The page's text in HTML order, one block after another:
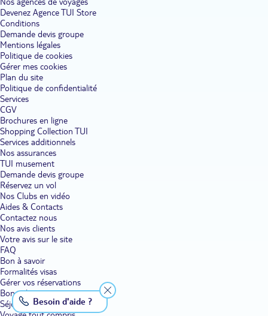
Devenez Agence TUI Store
Conditions
Demande devis groupe
Mentions légales
Politique de cookies
Gérer mes cookies
Plan du site
Politique de confidentialité
Services
CGV
Brochures en ligne
Shopping Collection TUI
Services additionnels
Nos assurances
TUI musement
Demande devis groupe
Réservez un vol
Nos Clubs en vidéo
Aides & Contacts
Contactez nous
Nos avis clients
Votre avis sur le site
FAQ
Bon à savoir
Formalités visas
Gérer vos réservations
Bons plans voyage
Séjour
Besoin d'aide ?